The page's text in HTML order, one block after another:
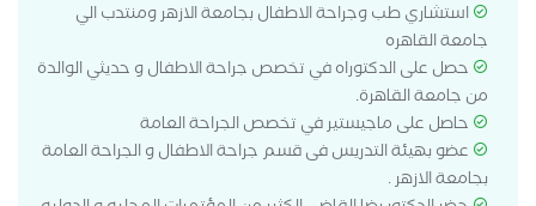
استشاري طب وجراحة الاطفال بجامعة الازهر ومنتدب الي
جامعة القاهره
حصل على الدكتوراه في تخصص جراحة الاطفال و حديثي الوالدة
من جامعة القاهرة.
حاصل على ماجيستير في تخصص الجراحة العامة
عضو بهيئة التدريس فى قسم جراحة الاطفال و الجراحة العامة
بجامعة الازهر .